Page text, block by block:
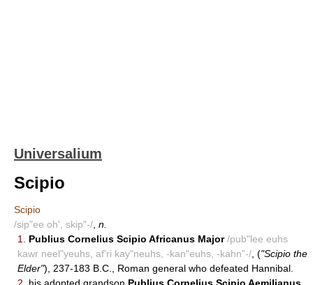
Universalium
Scipio
Scipio
/sip"ee oh', skip"-/ n.
1.
Publius Cornelius Scipio Africanus Major /pub"lee euhs
kawr neel"yeuhs, af'ri kay"neuhs, -kan"euhs, -kahn"-/ , ("Scipio the
Elder"), 237-183 B.C., Roman general who defeated Hannibal.